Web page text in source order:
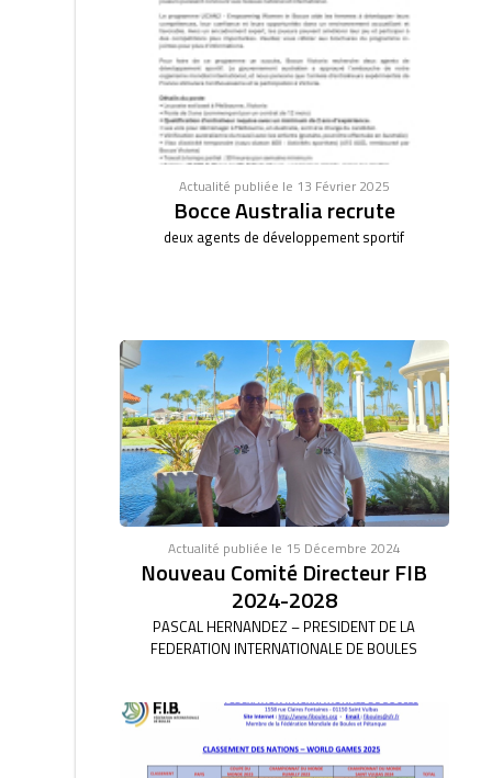
Actualité publiée le 13 Février 2025
Bocce Australia recrute
deux agents de développement sportif
Actualité publiée le 15 Décembre 2024
Nouveau Comité Directeur FIB
2024-2028
PASCAL HERNANDEZ – PRESIDENT DE LA
FEDERATION INTERNATIONALE DE BOULES